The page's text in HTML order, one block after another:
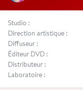
Studio :
Direction artistique :
Diffuseur :
Éditeur DVD :
Distributeur :
Laboratoire :